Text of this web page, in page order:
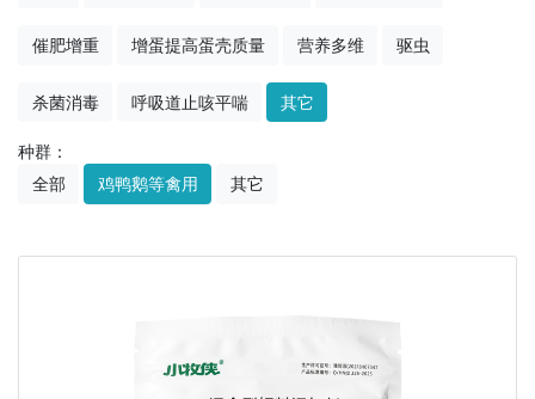
催肥增重 增蛋提高蛋壳质量 营养多维 驱虫
杀菌消毒 呼吸道止咳平喘 其它
种群：
全部
鸡鸭鹅等禽用 其它